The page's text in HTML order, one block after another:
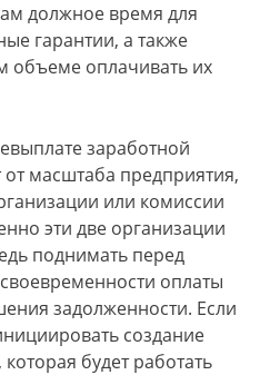
должное время для
гарантии, а также
объеме оплачивать их
заработной
масштаба предприятия,
или комиссии
эти две организации
поднимать перед
оплаты
задолженности. Если
создание
будет работать